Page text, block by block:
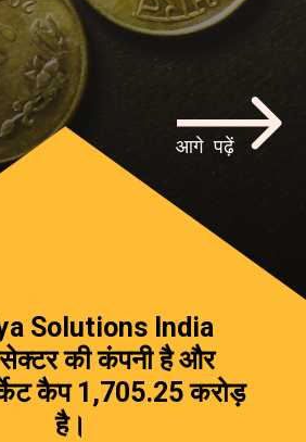
Solutions India
की कंपनी है और
कैप ₹1,705.25 करोड़
है।
आगे पढ़ें